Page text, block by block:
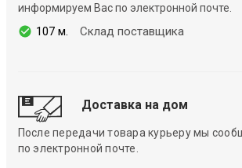
информируем Вас по электронной почте.
107 м. Склад поставщика
Доставка на дом
После передачи товара курьеру мы
по электронной почте.